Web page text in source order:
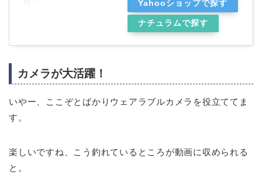
Yahooショップで探す
ナチュラムで探す
カメラが大活躍！
いやー、ここぞとばかりウェアラブルカメラを役立ててま
す。
楽しいですね、こう釣れているところが動画に収められる
と。